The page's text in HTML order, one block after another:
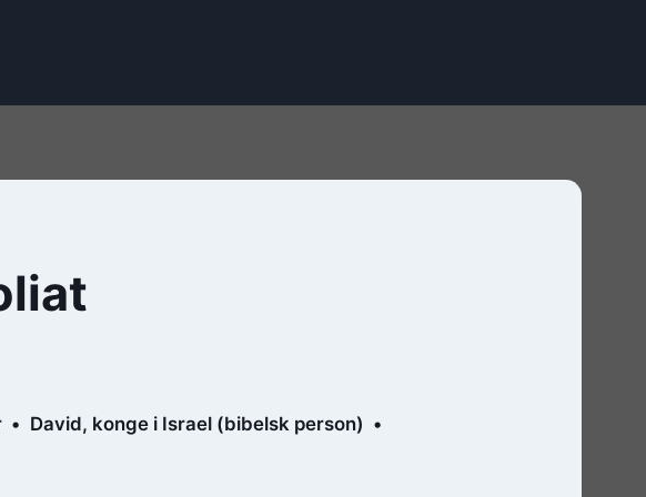
David, konge i Israel (bibelsk person)